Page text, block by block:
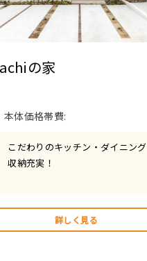
の家
本体価格帯費:
こだわりのキッチン・ダイニング
収納充実！
詳しく見る